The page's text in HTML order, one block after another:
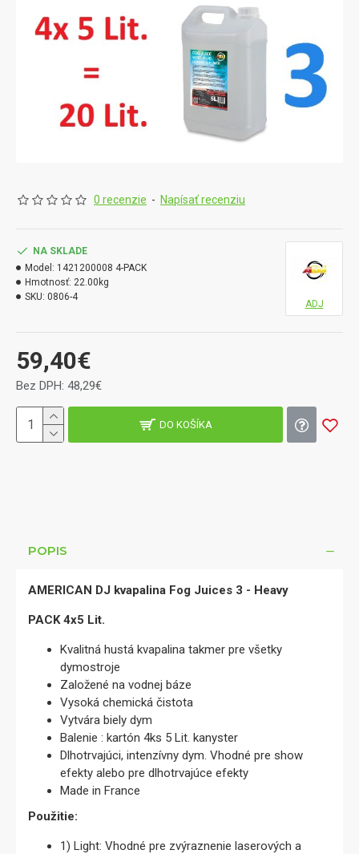
0 recenzie - Napísať recenziu
59,40€
Bez DPH: 48,29€
NA SKLADE
Model: 1421200008 4-PACK
Hmotnosť: 22.00kg
SKU: 0806-4
ADJ
DO KOŠÍKA
POPIS
AMERICAN DJ kvapalina Fog Juices 3 - Heavy
PACK 4x5 Lit.
Kvalitná hustá kvapalina takmer pre všetky
dymostroje
Založené na vodnej báze
Vysoká chemická čistota
Vytvára biely dym
Balenie : kartón 4ks 5 Lit. kanyster
Dlhotrvajúci, intenzívny dym. Vhodné pre show
efekty alebo pre dlhotrvajúce efekty
Made in France
Použitie:
1) Light: Vhodné pre zvýraznenie laserových a